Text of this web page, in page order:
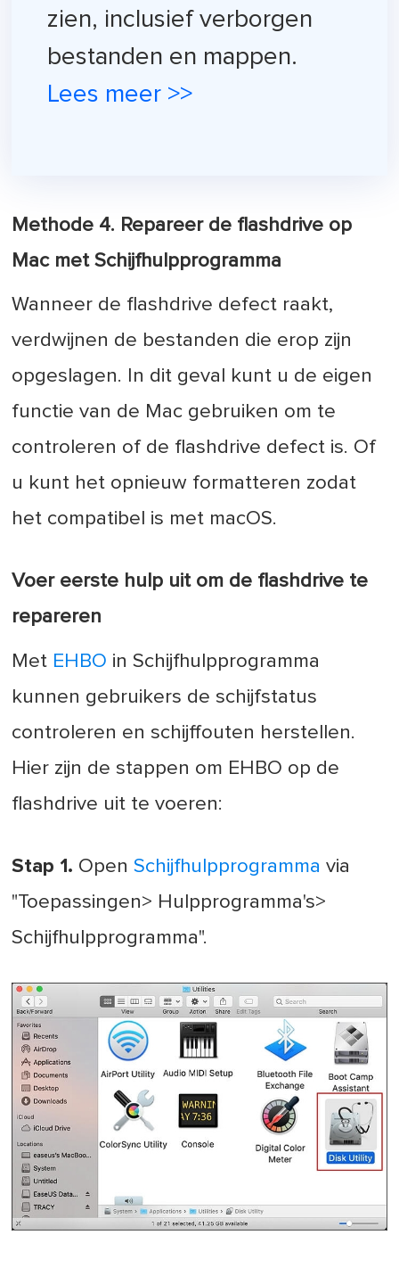
zien, inclusief verborgen
bestanden en mappen.
Lees meer >>
Methode 4. Repareer de flashdrive op
Mac met Schijfhulpprogramma
Wanneer de flashdrive defect raakt,
verdwijnen de bestanden die erop zijn
opgeslagen. In dit geval kunt u de eigen
functie van de Mac gebruiken om te
controleren of de flashdrive defect is. Of
u kunt het opnieuw formatteren zodat
het compatibel is met macOS.
Voer eerste hulp uit om de flashdrive te
repareren
Met EHBO in Schijfhulpprogramma
kunnen gebruikers de schijfstatus
controleren en schijffouten herstellen.
Hier zijn de stappen om EHBO op de
flashdrive uit te voeren:
Stap 1. OpenSchijfhulpprogramma via
"Toepassingen> Hulpprogramma's>
Schijfhulpprogramma".